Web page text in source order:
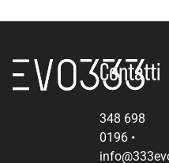
Contatti
348 698
0196 •